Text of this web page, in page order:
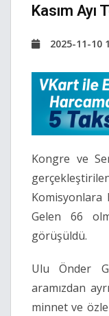
Kasım Ayı
2025-11-10
Kongre ve
Komisyonlara
Gelen 66
görüşüldü.
Ulu Önder
aramızdan
minnet ve